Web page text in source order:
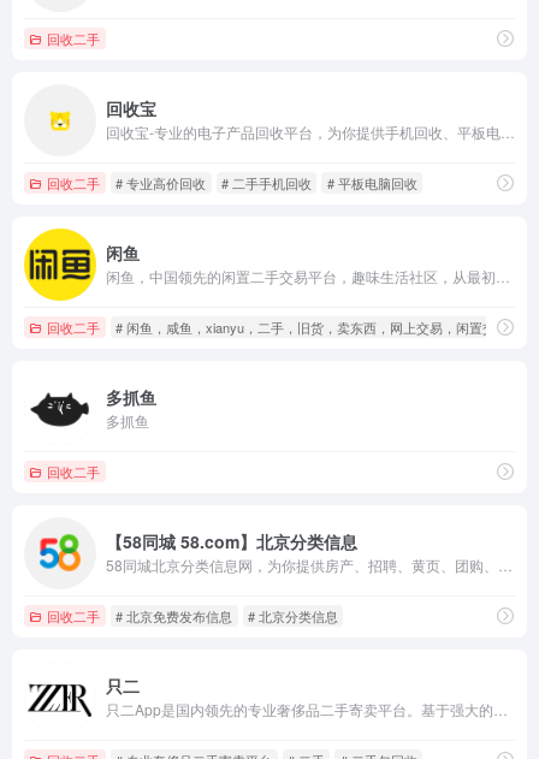
回收二手
回收宝
回收二手 # 专业高价回收 # 二手手机回收 # 平板电脑回收
闲鱼
回收二手 # 闲鱼，咸鱼，xianyu，二手，旧货，卖东西，网上交易，闲置交易，
多抓鱼
多抓鱼
回收二手
【58同城 58.com】北京分类信息
回收二手 # 北京免费发布信息 # 北京分类信息
只二